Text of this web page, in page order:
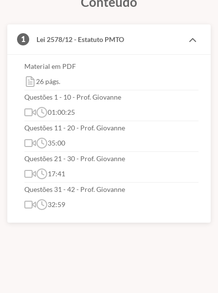
1 Lei 2578/12 - Estatuto PMTO
Material em PDF
26 págs.
Questões 1 - 10 - Prof. Giovanne
01:00:25
Questões 11 - 20 - Prof. Giovanne
35:00
Questões 21 - 30 - Prof. Giovanne
17:41
Questões 31 - 42 - Prof. Giovanne
32:59